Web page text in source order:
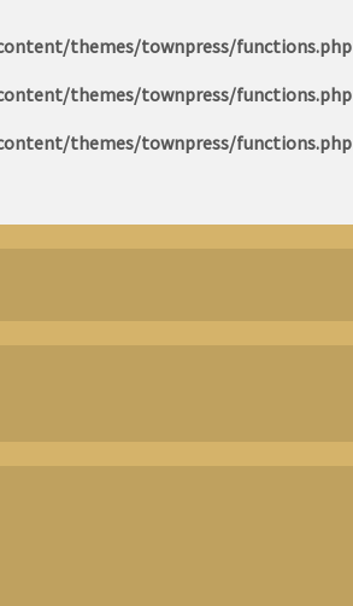
themes/townpress/functions.php
themes/townpress/functions.php
themes/townpress/functions.php